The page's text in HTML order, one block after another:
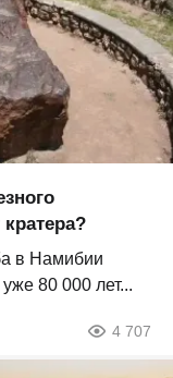
в Намибии
80 000 лет...
4 707